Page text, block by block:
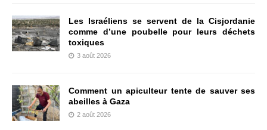
Les Israéliens se servent de la Cisjordanie
comme d’une poubelle pour leurs déchets
toxiques
3 août 2026
Comment un apiculteur tente de sauver ses
abeilles à Gaza
2 août 2026